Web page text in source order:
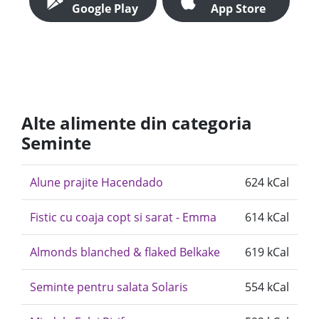
Google Play
App Store
Alte alimente din categoria
Seminte
Alune prajite Hacendado 624 kCal
Fistic cu coaja copt si sarat - Emma 614 kCal
Almonds blanched & flaked Belkake 619 kCal
Seminte pentru salata Solaris 554 kCal